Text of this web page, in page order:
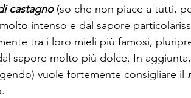
castagno (so che non piace a tutti,
intenso e dal sapore
tra i loro mieli più famosi,
sapore molto più dolce. In
vuole fortemente consigliare il